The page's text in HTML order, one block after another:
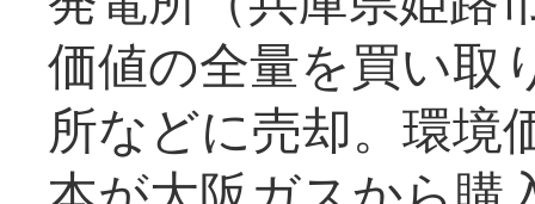
価値の全量を買い取
所などに売却。環境